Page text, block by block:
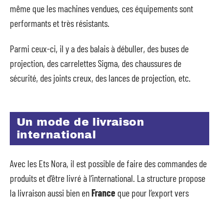
même que les machines vendues, ces équipements sont
performants et très résistants.
Parmi ceux-ci, il y a des balais à débuller, des buses de
projection, des carrelettes Sigma, des chaussures de
sécurité, des joints creux, des lances de projection, etc.
Un mode de livraison
international
Avec les Ets Nora, il est possible de faire des commandes de
produits et d’être livré à l’international. La structure propose
la livraison aussi bien enFrance que pour l’export vers